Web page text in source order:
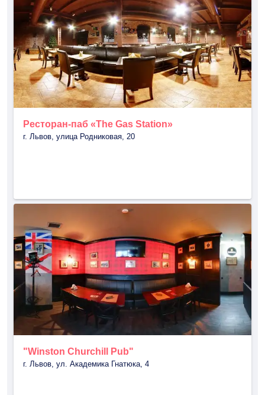
Ресторан-паб «The Gas Station»
г. Львов, улица Родниковая, 20
"Winston Churchill Pub"
г. Львов, ул. Академика Гнатюка, 4